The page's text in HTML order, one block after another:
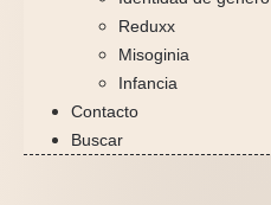
Reduxx
Misoginia
Infancia
Contacto
Buscar